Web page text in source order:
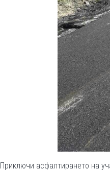
Приключи асфалтирането на